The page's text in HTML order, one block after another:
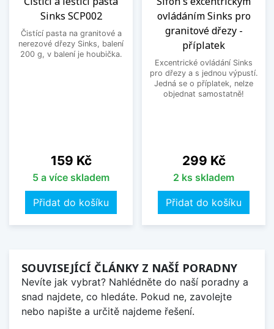
Sinks SCP002
Čistící pasta na granitové a
nerezové dřezy Sinks, balení
200 g, v balení je houbička.
Cena
159 Kč
5 a více skladem
Přidat do košíku
ovládáním Sinks pro
granitové dřezy -
příplatek
Excentrické ovládání Sinks
pro dřezy a s jednou výpustí.
Jedná se o příplatek, nelze
objednat samostatně!
Cena
299 Kč
2 ks skladem
Přidat do košíku
SOUVISEJÍCÍ ČLÁNKY Z NAŠÍ PORADNY
Nevíte jak vybrat? Nahlédněte do naší poradny a
snad najdete, co hledáte. Pokud ne, zavolejte
nebo napište a určitě najdeme řešení.